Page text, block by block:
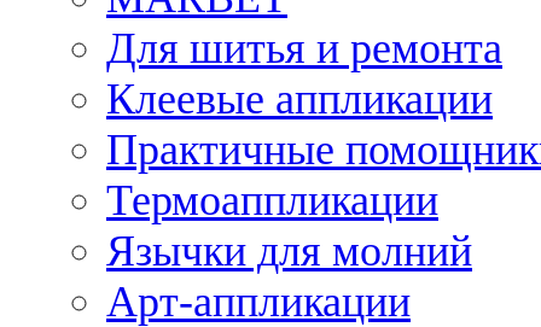
Для шитья и ремонта
Клеевые аппликации
Практичные
Термоаппликации
Язычки для молний
Арт-аппликации